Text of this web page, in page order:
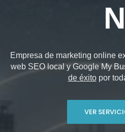
N
Empresa de marketing online
web SEO local y Google My
de éxitopor
VER